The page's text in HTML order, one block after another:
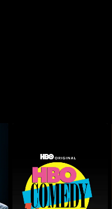
HBO كوميدي هاف أور